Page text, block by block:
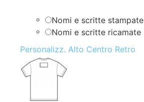
Nomi e scritte stampate
Nomi e scritte ricamate
Personalizz. Alto Centro Retro